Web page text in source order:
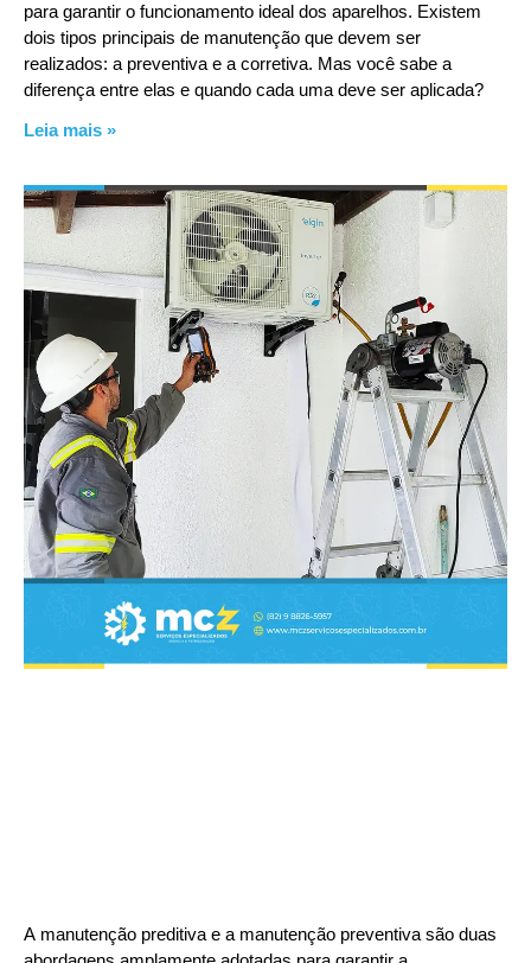
para garantir o funcionamento ideal dos aparelhos. Existem
dois tipos principais de manutenção que devem ser
realizados: a preventiva e a corretiva. Mas você sabe a
diferença entre elas e quando cada uma deve ser aplicada?
Leia mais »
A manutenção preditiva e a manutenção preventiva são duas